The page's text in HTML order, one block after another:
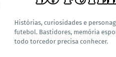
Histórias, curiosidades e
futebol. Bastidores, memória
todo torcedor precisa conhecer.